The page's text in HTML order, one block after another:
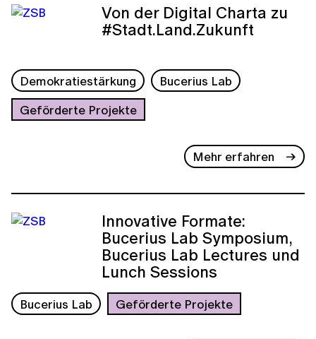
Von der Digital Charta zu
#Stadt.Land.Zukunft
Demokratiestärkung
Bucerius Lab
Geförderte Projekte
Mehr erfahren
Innovative Formate:
Bucerius Lab Symposium,
Bucerius Lab Lectures und
Lunch Sessions
Bucerius Lab Geförderte Projekte